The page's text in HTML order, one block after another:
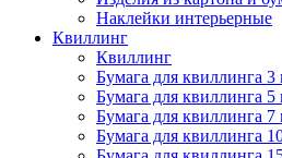
Наклейки интерьерные
Квиллинг
Квиллинг
Бумага для квиллинга
Бумага для квиллинга
Бумага для квиллинга
Бумага для квиллинга